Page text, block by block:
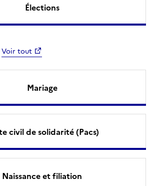
Élections
Voir tout
Mariage
civil de solidarité (Pacs)
Naissance et filiation